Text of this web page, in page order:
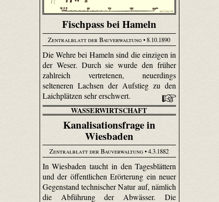
Fischpass bei Hameln
Zentralblatt der Bauverwaltung• 8.10.1890
Die Wehre bei Hameln sind die einzigen in
der Weser. Durch sie wurde den früher
zahlreich vertretenen, neuerdings
selteneren Lachsen der Aufstieg zu den
Laichplätzen sehr erschwert.
WASSERWIRTSCHAFT
Kanalisationsfrage in
Wiesbaden
Zentralblatt der Bauverwaltung• 4.3.1882
In Wiesbaden taucht in den Tagesblättern
und der öffentlichen Erörterung ein neuer
Gegenstand technischer Natur auf, nämlich
die Abführung der Abwässer. Die